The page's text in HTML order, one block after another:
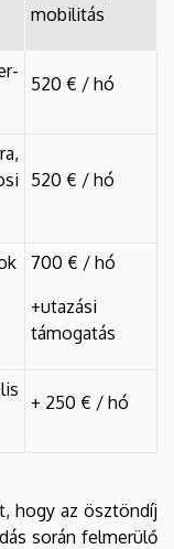
mobilitás
520 € / hó
520 € / hó
700 € / hó
+utazási
támogatás
+ 250 € / hó
hogy az ösztöndíj
során felmerülő